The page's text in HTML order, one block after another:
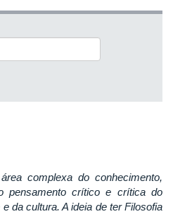
complexa do conhecimento,
pensamento crítico e crítica do
da cultura. A ideia de ter Filosofia